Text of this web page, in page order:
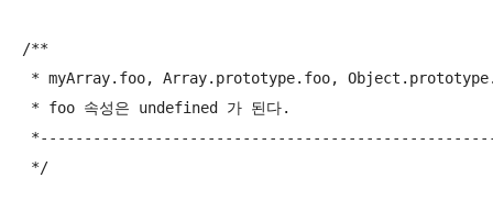
/**
* myArray.foo, Array.prototype.foo,
* foo 속성은 undefined 가 된다.
*/